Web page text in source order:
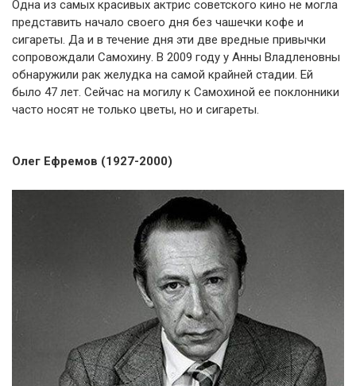
Одна из самых красивых актрис советского кино не могла
представить начало своего дня без чашечки кофе и
сигареты. Да и в течение дня эти две вредные привычки
сопровождали Самохину. В 2009 году у Анны Владленовны
обнаружили рак желудка на самой крайней стадии. Ей
было 47 лет. Сейчас на могилу к Самохиной ее поклонники
часто носят не только цветы, но и сигареты.
Олег Ефремов (1927-2000)